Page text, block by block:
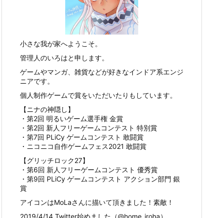
小さな我が家へようこそ。
管理人のいろはと申します。
ゲームやマンガ、雑貨などが好きなインドア系エンジ
ニアです。
個人制作ゲームで賞をいただいたりもしています。
【ニナの神隠し】
・第2回 明るいゲーム選手権 金賞
・第2回 新人フリーゲームコンテスト 特別賞
・第7回 PLiCy ゲームコンテスト 敢闘賞
・ニコニコ自作ゲームフェス2021 敢闘賞
【グリッチロック27】
・第6回 新人フリーゲームコンテスト 優秀賞
・第9回 PLiCy ゲームコンテスト アクション部門 銀
賞
アイコンはMoLaさんに描いて頂きました！素敵！
2019/4/14 Twitter始めました（@home_iroha）